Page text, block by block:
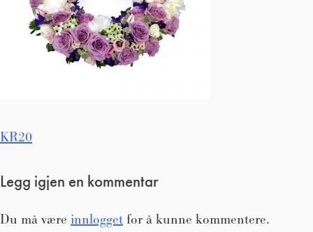
Innleggsnavigasjon
KR20
Legg igjen en kommentar
Du må være innlogget for å kunne kommentere.